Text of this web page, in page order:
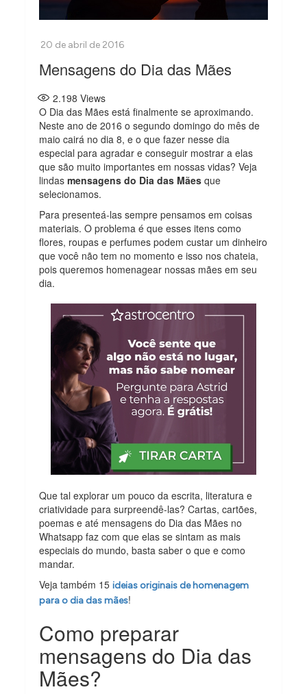
Mensagens do Dia das Mães
2.198 Views
O Dia das Mães está finalmente se aproximando.
Neste ano de 2016 o segundo domingo do mês de
maio cairá no dia 8, e o que fazer nesse dia
especial para agradar e conseguir mostrar a elas
que são muito importantes em nossas vidas? Veja
lindasmensagens do Dia das Mães que
selecionamos.
Para presenteá-las sempre pensamos em coisas
materiais. O problema é que esses itens como
flores, roupas e perfumes podem custar um dinheiro
que você não tem no momento e isso nos chateia,
pois queremos homenagear nossas mães em seu
dia.
Que tal explorar um pouco da escrita, literatura e
criatividade para surpreendê-las? Cartas, cartões,
poemas e até mensagens do Dia das Mães no
Whatsapp faz com que elas se sintam as mais
especiais do mundo, basta saber o que e como
mandar.
Veja também 15ideias originais de homenagem
para o dia das mães!
Como preparar
mensagens do Dia das
Mães?